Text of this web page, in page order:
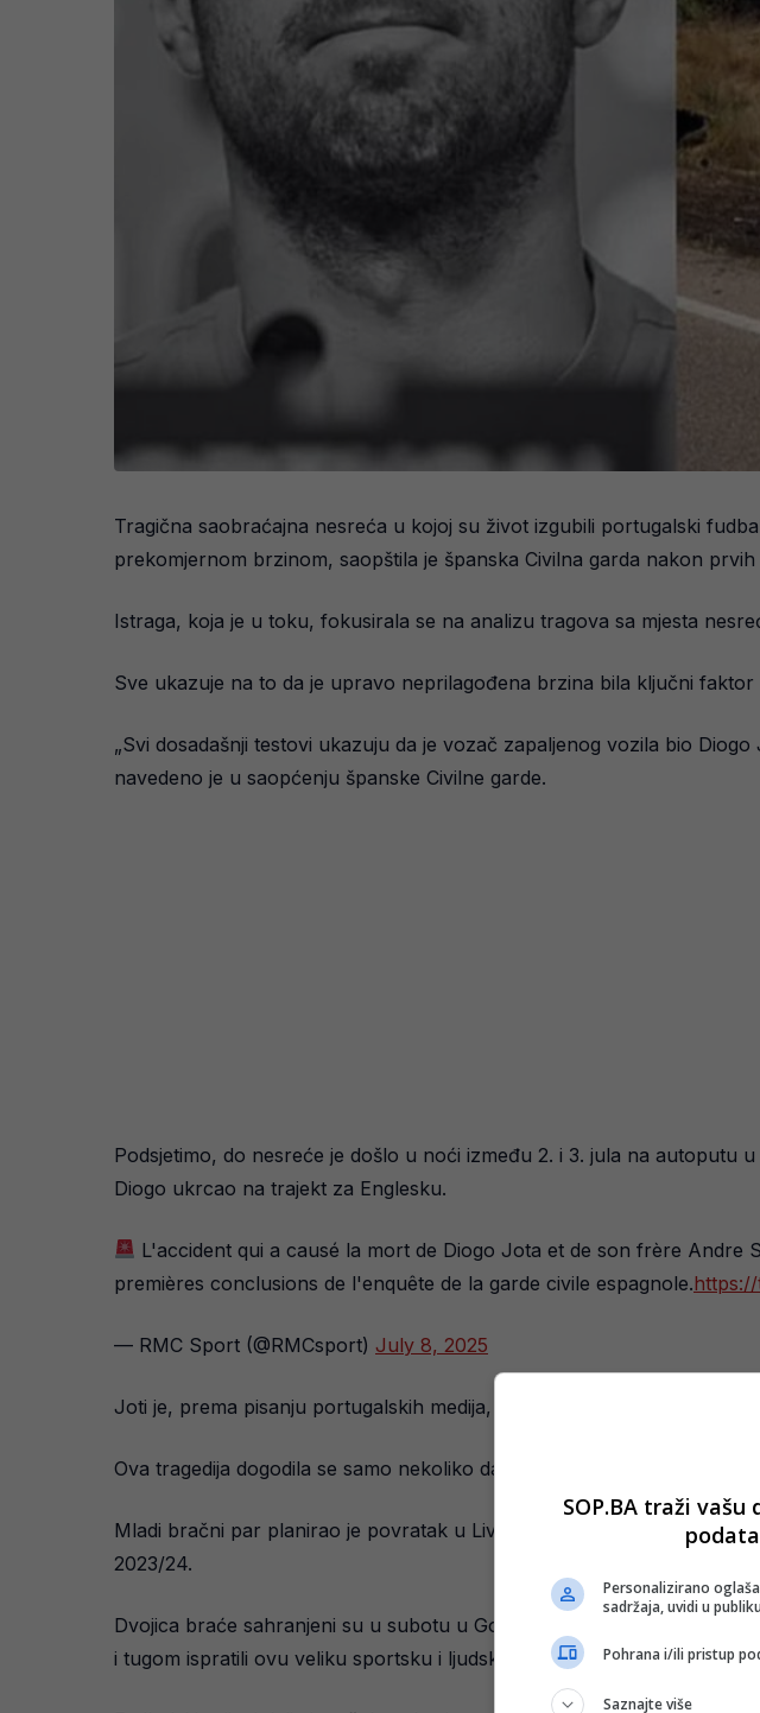
Tragična saobraćajna nesreća u kojoj su život izgubili portugalski
prekomjernom brzinom, saopštila je španska Civilna garda nakon
Istraga, koja je u toku, fokusirala se na analizu tragova sa mjesta
Sve ukazuje na to da je upravo neprilagođena brzina bila ključni
„Svi dosadašnji testovi ukazuju da je vozač zapaljenog vozila bio
navedeno je u saopćenju španske Civilne garde.
Podsjetimo, do nesreće je došlo u noći između 2. i 3. jula na autoputu
Diogo ukrcao na trajekt za Englesku.
L'accident qui a causé la mort de Diogo Jota et de son frère
premières conclusions de l'enquête de la garde civile espagnole.
— RMC Sport (@RMCsport) July 8, 2025
Joti je, prema pisanju portugalskih medija, savjetovano da izbjegava
Ova tragedija dogodila se samo nekoliko dana nakon Jotine svadbe
Mladi bračni par planirao je povratak u Liverpool, gdje je Jota bio
2023/24.
Dvojica braće sahranjeni su u subotu u Gondomaru, nedaleko od
i tugom ispratili ovu veliku sportsku i ljudsku tragediju.
SOP.BA traži
Personalizirano
sadržaja, uvidi u
Pohrana i/ili pristup
Saznajte više